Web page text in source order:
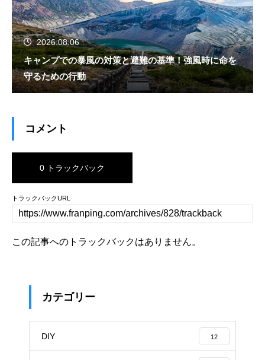
2026.08.06
キャンプでの暴風の対策と避難の基準！強風時に命を
守るための行動
コメント
0 トラックバック
トラックバックURL
この記事へのトラックバックはありません。
カテゴリー
DIY 12